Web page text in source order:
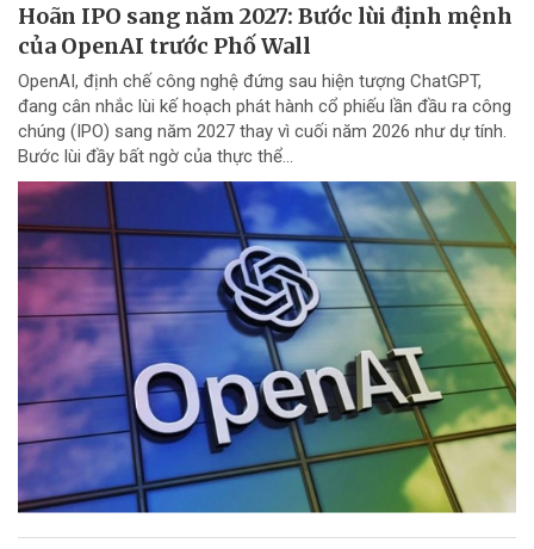
Hoãn IPO sang năm 2027: Bước lùi định mệnh
của OpenAI trước Phố Wall
OpenAI, định chế công nghệ đứng sau hiện tượng ChatGPT,
đang cân nhắc lùi kế hoạch phát hành cổ phiếu lần đầu ra công
chúng (IPO) sang năm 2027 thay vì cuối năm 2026 như dự tính.
Bước lùi đầy bất ngờ của thực thể...